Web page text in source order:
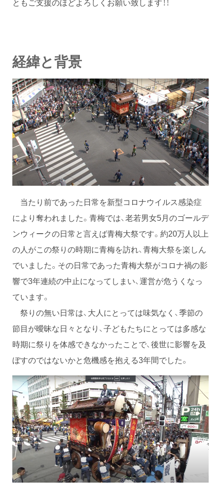
経緯と背景
当たり前であった日常を新型コロナウイルス感染症
により奪われました。青梅では、老若男女5月のゴールデ
ンウィークの日常と言えば青梅大祭です。約20万人以上
の人がこの祭りの時期に青梅を訪れ、青梅大祭を楽しん
でいました。その日常であった青梅大祭がコロナ禍の影
響で3年連続の中止になってしまい、運営が危うくなっ
ています。
祭りの無い日常は、大人にとっては味気なく、季節の
節目が曖昧な日々となり、子どもたちにとっては多感な
時期に祭りを体感できなかったことで、後世に影響を及
ぼすのではないかと危機感を抱える3年間でした。